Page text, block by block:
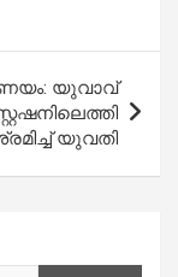
യുവാവ്
യുവതി